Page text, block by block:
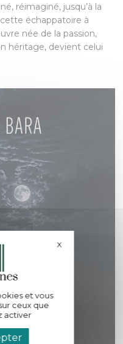
réimaginé, jusqu’à la
échappatoire à
née de la passion,
héritage, devient celui
et vous
ceux que
activer
XMasquer le